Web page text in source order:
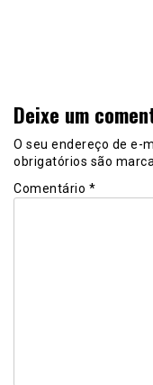
Deixe um
O seu endereço de e-
obrigatórios são
Comentário *